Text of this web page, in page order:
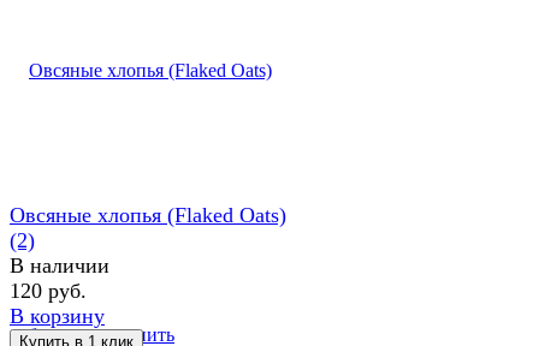
избранное сравнить
Овсяные хлопья (Flaked Oats)
(2)
В наличии
120 руб.
В корзину